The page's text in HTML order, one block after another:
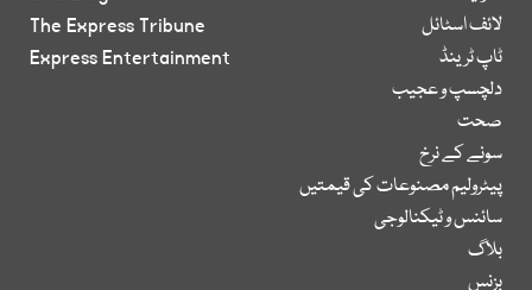
لائف اسٹائل
ٹاپ ٹرینڈ
دلچسپ و عجیب
صحت
سونے کے نرخ
پیٹرولیم مصنوعات کی قیمتیں
سائنس و ٹیکنالوجی
بلاگ
بزنس
The Express Tribune
Express Entertainment